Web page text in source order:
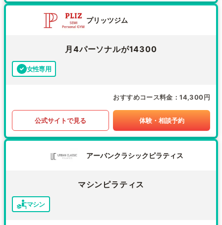
プリッツジム
月4パーソナルが14300
女性専用
おすすめコース料金 14,300円
公式サイトで見る 体験・相談予約
アーバンクラシックピラティス
マシンピラティス
マシン